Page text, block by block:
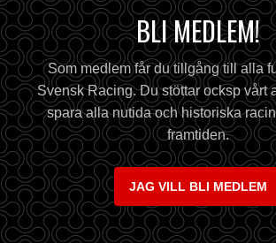
BLI MEDLEM!
Som medlem får du tillgång till alla
Svensk Racing. Du stöttar ocksp vårt
spara alla nutida och historiska
framtiden.
JAG VILL BLI MEDLEM